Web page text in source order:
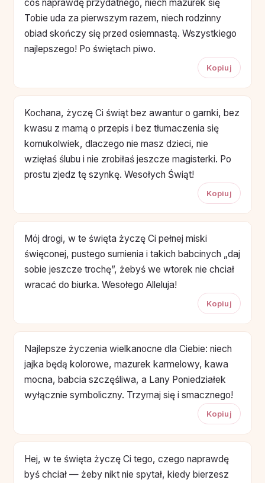
coś naprawdę przydatnego, niech mazurek się
Tobie uda za pierwszym razem, niech rodzinny
obiad skończy się przed osiemnastą. Wszystkiego
najlepszego! Po świętach piwo.
Kopiuj
Kochana, życzę Ci świąt bez awantur o garnki, bez
kwasu z mamą o przepis i bez tłumaczenia się
komukolwiek, dlaczego nie masz dzieci, nie
wzięłaś ślubu i nie zrobiłaś jeszcze magisterki. Po
prostu zjedz tę szynkę. Wesołych Świąt!
Kopiuj
Mój drogi, w te święta życzę Ci pełnej miski
święconej, pustego sumienia i takich babcinych „daj
sobie jeszcze trochę”, żebyś we wtorek nie chciał
wracać do biurka. Wesołego Alleluja!
Kopiuj
Najlepsze życzenia wielkanocne dla Ciebie: niech
jajka będą kolorowe, mazurek karmelowy, kawa
mocna, babcia szczęśliwa, a Lany Poniedziałek
wyłącznie symboliczny. Trzymaj się i smacznego!
Kopiuj
Hej, w te święta życzę Ci tego, czego naprawdę
byś chciał — żeby nikt nie spytał, kiedy bierzesz